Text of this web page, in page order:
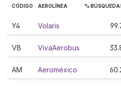
CÓDIGO AEROLÍNEA %
Y4 Volaris
VB VivaAerobus
AM Aeroméxico